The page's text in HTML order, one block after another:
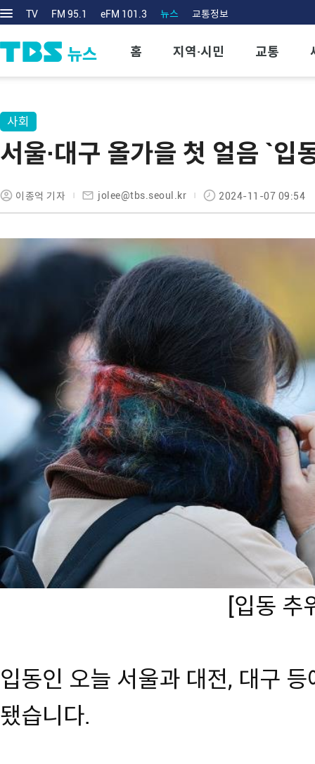
TV FM 95.1 eFM 101.3 뉴스 교통정보
홈 지역·시민 교통
사회
서울·대구 올가을 첫 얼음 `
이종억 기자 jolee@tbs.seoul.kr 2024-11-07 09:54
[입동
입동인 오늘 서울과 대전, 대구
됐습니다.